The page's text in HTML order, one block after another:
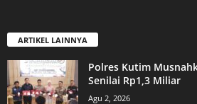
ARTIKEL LAINNYA
Polres Kutim
Senilai Rp1,3 Miliar
Agu 2, 2026